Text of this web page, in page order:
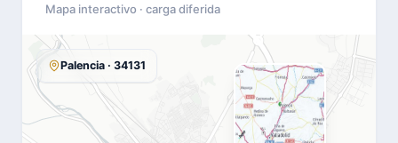
Mapa interactivo · carga diferida
Palencia · 34131